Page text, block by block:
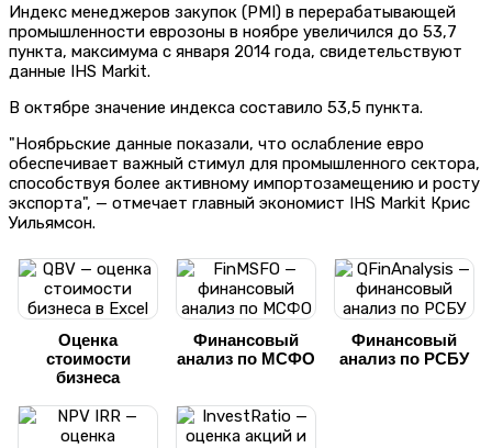
Индекс менеджеров закупок (PMI) в перерабатывающей
промышленности еврозоны в ноябре увеличился до 53,7
пункта, максимума с января 2014 года, свидетельствуют
данные IHS Markit.
В октябре значение индекса составило 53,5 пункта.
"Ноябрьские данные показали, что ослабление евро
обеспечивает важный стимул для промышленного сектора,
способствуя более активному импортозамещению и росту
экспорта", — отмечает главный экономист IHS Markit Крис
Уильямсон.
Оценка
стоимости
бизнеса
Финансовый
анализ по МСФО
Финансовый
анализ по РСБУ